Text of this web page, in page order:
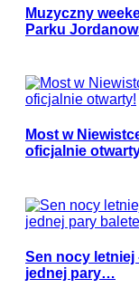
Muzyczny
Parku
Most w
oficjalnie
Sen nocy letniej
jednej pary…